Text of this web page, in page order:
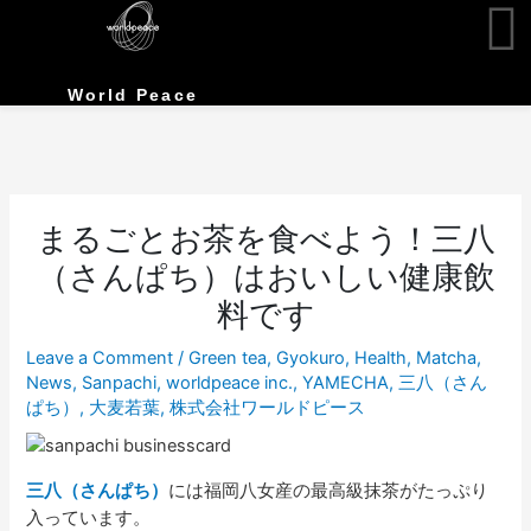
World Peace
まるごとお茶を食べよう！三八
（さんぱち）はおいしい健康飲
料です
Leave a Comment /Green tea,Gyokuro, Health, Matcha,
News, Sanpachi,worldpeace inc.,YAMECHA,三八（さん
ぱち） , 大麦若葉,株式会社ワールドピース
三八（さんぱち） には福岡八女産の最高級抹茶がたっぷり
入っています。